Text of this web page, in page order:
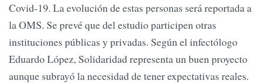
Covid-19. La evolución de estas personas será reportada a
la OMS. Se prevé que del estudio participen otras
instituciones públicas y privadas. Según el infectólogo
Eduardo López, Solidaridad representa un buen proyecto
aunque subrayó la necesidad de tener expectativas reales.